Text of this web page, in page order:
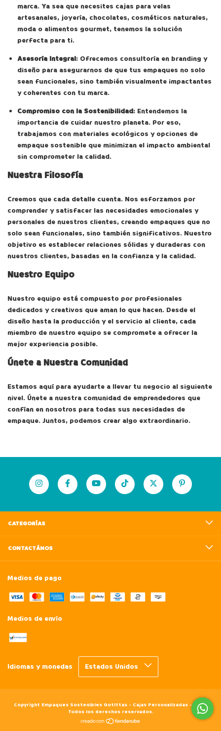
marca. Ya sea que necesites cajas para velas
artesanales, joyería, chocolates, cosméticos naturales,
moda o alimentos gourmet, tenemos la solución
perfecta para ti.
Asesoría Integral: Ofrecemos consultoría en branding y
diseño para asegurarnos de que tus empaques no solo
sean funcionales, sino también visualmente impactantes
y coherentes con tu marca.
Compromiso con la Sostenibilidad: Entendemos la
importancia de cuidar nuestro planeta. Por eso,
trabajamos con materiales ecológicos y opciones de
empaque sostenible que minimizan el impacto ambiental
sin comprometer la calidad.
Nuestra Filosofía
Creemos que cada detalle cuenta. Nos esforzamos por
comprender y satisfacer las necesidades emocionales y
personales de nuestros clientes, creando empaques que no
solo sean funcionales, sino también significativos. Nuestro
objetivo es establecer relaciones sólidas y duraderas con
nuestros clientes, basadas en la confianza y la calidad.
Nuestro Equipo
Nuestro equipo está compuesto por profesionales
dedicados y creativos que aman lo que hacen. Desde el
diseño hasta la producción y el servicio al cliente, cada
miembro de nuestro equipo se compromete a ofrecer la
mejor experiencia posible.
Únete a Nuestra Comunidad
Estamos aquí para ayudarte a llevar tu negocio al siguiente
nivel. Únete a nuestra comunidad de emprendedores que
confían en nosotros para todas sus necesidades de
empaque. Juntos, podemos crear algo extraordinario.
CATEGORÍAS
CONTACTÁNOS
Medios de pago
Medios de envío
Idiomas y monedas
Copyright Empaques Sostenibles Gotittas - Cajas Personalizadas - 2026.
Todos los derechos reservados.